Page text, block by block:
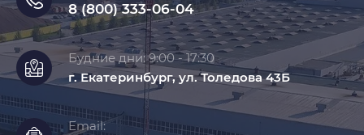
8 (800) 333-06-04
Будние дни: 9:00 - 17:30
г. Екатеринбург, ул. Толедова 43Б
Email: